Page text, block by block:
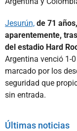
Jesurún, de 71
aparentemente,
del estadio Hard
Argentina venció 1-
marcado por los
seguridad que
sin entrada.
Últimas noticias